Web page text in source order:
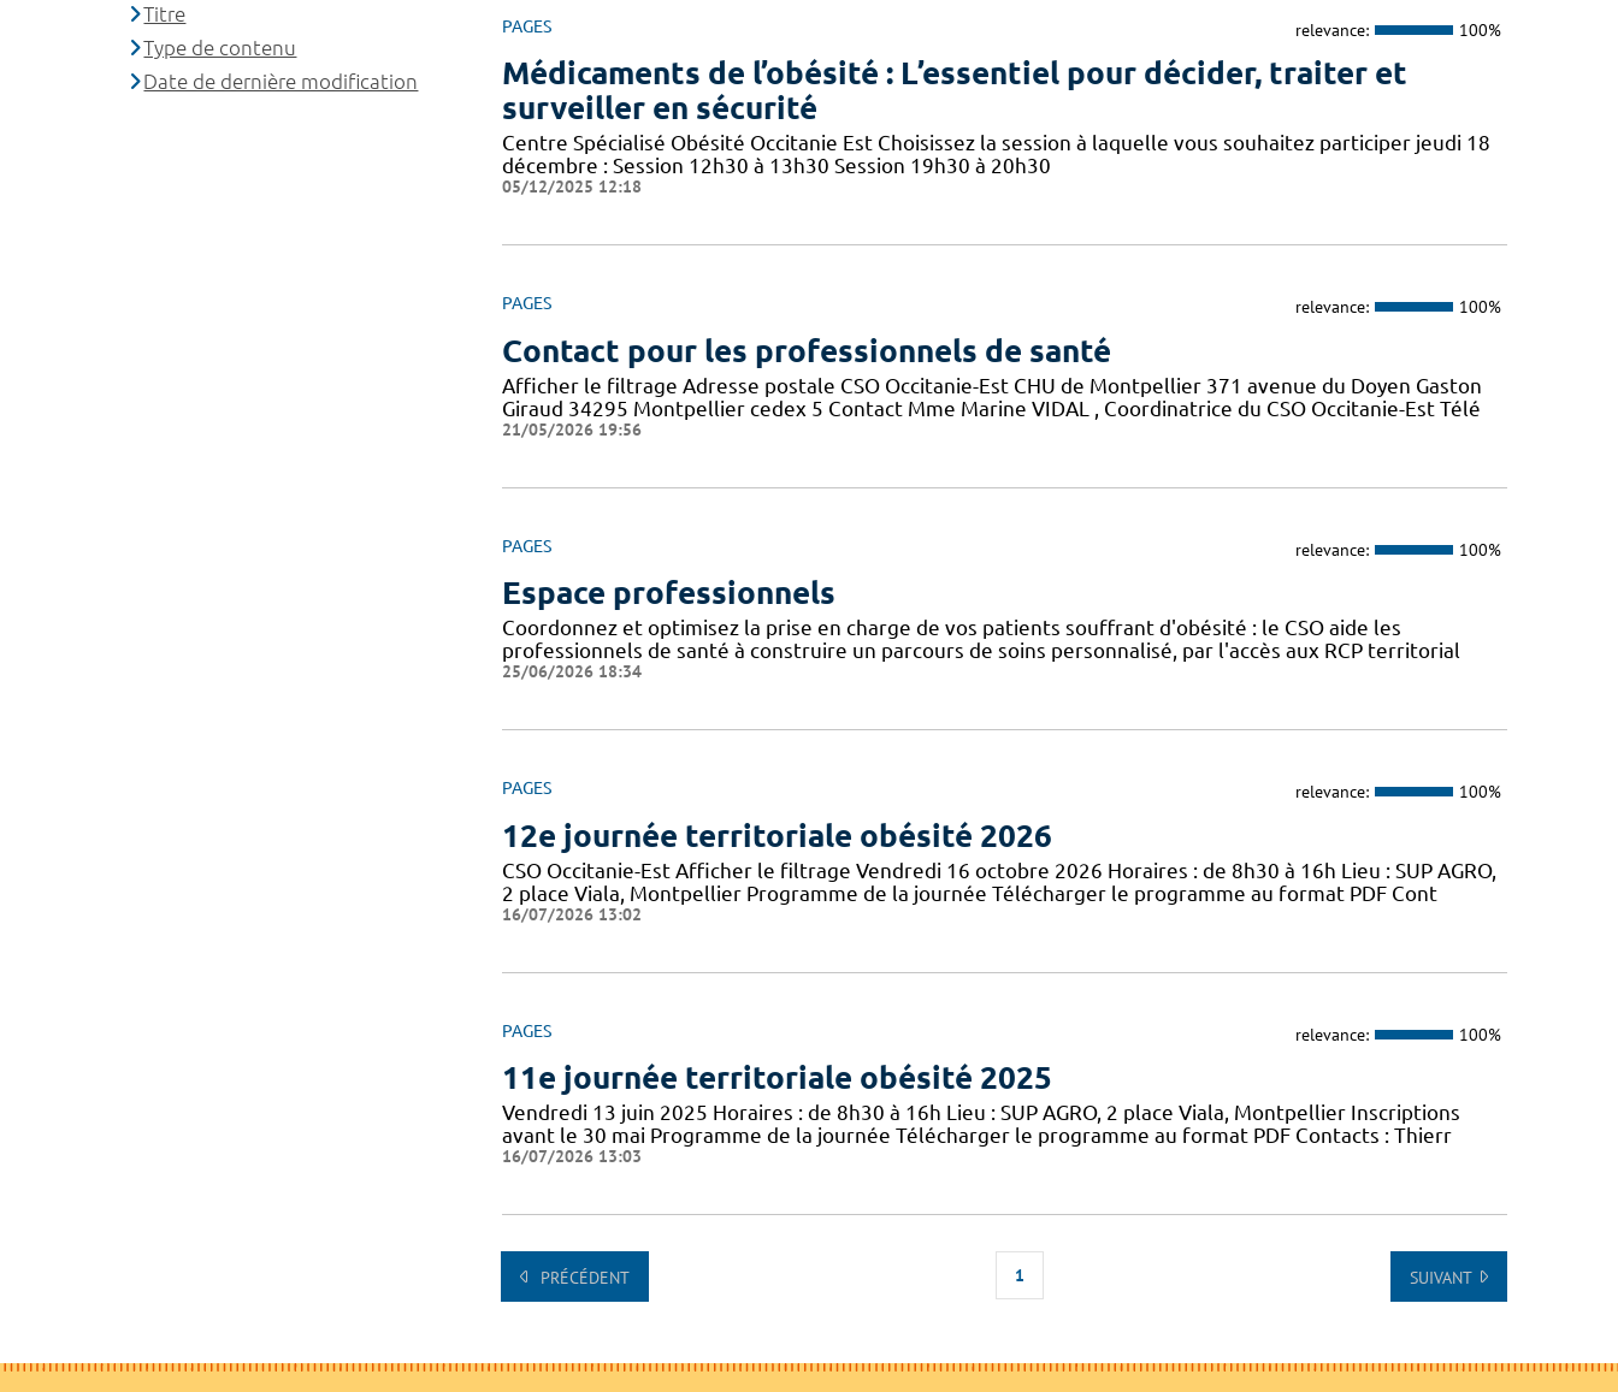
PAGES relevance: 100%
Médicaments de l’obésité : L’essentiel pour décider, traiter et
surveiller en sécurité
Centre Spécialisé Obésité Occitanie Est Choisissez la session à laquelle vous souhaitez participer jeudi 18
décembre : Session 12h30 à 13h30 Session 19h30 à 20h30
05/12/2025 12:18
PAGES relevance: 100%
Contact pour les professionnels de santé
Afficher le filtrage Adresse postale CSO Occitanie-Est CHU de Montpellier 371 avenue du Doyen Gaston
Giraud 34295 Montpellier cedex 5 Contact Mme Marine VIDAL , Coordinatrice du CSO Occitanie-Est Télé
21/05/2026 19:56
PAGES relevance: 100%
Espace professionnels
Coordonnez et optimisez la prise en charge de vos patients souffrant d'obésité : le CSO aide les
professionnels de santé à construire un parcours de soins personnalisé, par l'accès aux RCP territorial
25/06/2026 18:34
PAGES relevance: 100%
12e journée territoriale obésité 2026
CSO Occitanie-Est Afficher le filtrage Vendredi 16 octobre 2026 Horaires : de 8h30 à 16h Lieu : SUP AGRO,
2 place Viala, Montpellier Programme de la journée Télécharger le programme au format PDF Cont
16/07/2026 13:02
PAGES relevance: 100%
11e journée territoriale obésité 2025
Vendredi 13 juin 2025 Horaires : de 8h30 à 16h Lieu : SUP AGRO, 2 place Viala, Montpellier Inscriptions
avant le 30 mai Programme de la journée Télécharger le programme au format PDF Contacts : Thierr
16/07/2026 13:03
PRÉCÉDENT 1 SUIVANT
Titre
Type de contenu
Date de dernière modification